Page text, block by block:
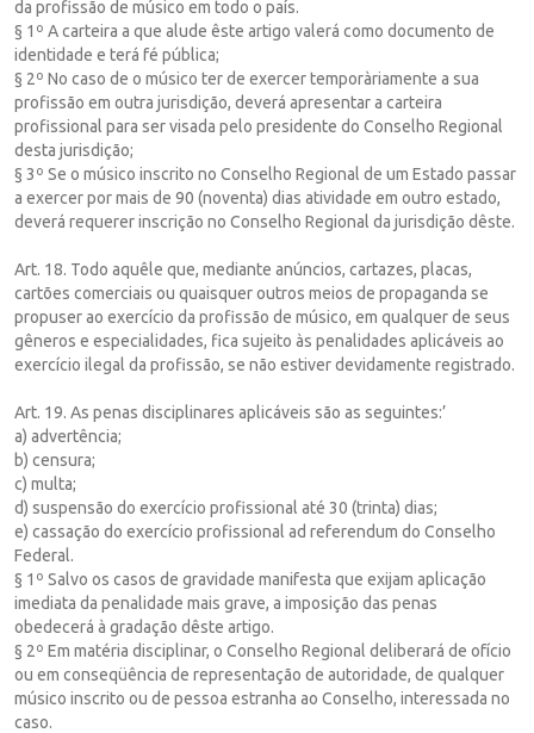
da profissão de músico em todo o país.
§ 1º A carteira a que alude êste artigo valerá como documento de
identidade e terá fé pública;
§ 2º No caso de o músico ter de exercer temporàriamente a sua
profissão em outra jurisdição, deverá apresentar a carteira
profissional para ser visada pelo presidente do Conselho Regional
desta jurisdição;
§ 3º Se o músico inscrito no Conselho Regional de um Estado passar
a exercer por mais de 90 (noventa) dias atividade em outro estado,
deverá requerer inscrição no Conselho Regional da jurisdição dêste.
Art. 18. Todo aquêle que, mediante anúncios, cartazes, placas,
cartões comerciais ou quaisquer outros meios de propaganda se
propuser ao exercício da profissão de músico, em qualquer de seus
gêneros e especialidades, fica sujeito às penalidades aplicáveis ao
exercício ilegal da profissão, se não estiver devidamente registrado.
Art. 19. As penas disciplinares aplicáveis são as seguintes:’
a) advertência;
b) censura;
c) multa;
d) suspensão do exercício profissional até 30 (trinta) dias;
e) cassação do exercício profissional ad referendum do Conselho
Federal.
§ 1º Salvo os casos de gravidade manifesta que exijam aplicação
imediata da penalidade mais grave, a imposição das penas
obedecerá à gradação dêste artigo.
§ 2º Em matéria disciplinar, o Conselho Regional deliberará de ofício
ou em conseqüência de representação de autoridade, de qualquer
músico inscrito ou de pessoa estranha ao Conselho, interessada no
caso.